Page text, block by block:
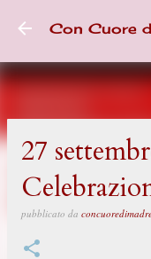
Con Cuore
27
pubblicato da